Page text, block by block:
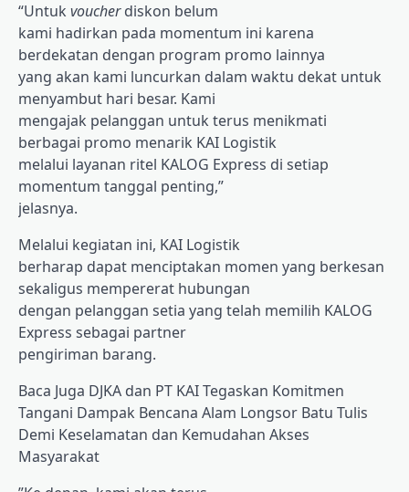
“Untuk voucherdiskon belum
kami hadirkan pada momentum ini karena
berdekatan dengan program promo lainnya
yang akan kami luncurkan dalam waktu dekat untuk
menyambut hari besar. Kami
mengajak pelanggan untuk terus menikmati
berbagai promo menarik KAI Logistik
melalui layanan ritel KALOG Express di setiap
momentum tanggal penting,”
jelasnya.
Melalui kegiatan ini, KAI Logistik
berharap dapat menciptakan momen yang berkesan
sekaligus mempererat hubungan
dengan pelanggan setia yang telah memilih KALOG
Express sebagai partner
pengiriman barang.
Baca Juga DJKA dan PT KAI Tegaskan Komitmen
Tangani Dampak Bencana Alam Longsor Batu Tulis
Demi Keselamatan dan Kemudahan Akses
Masyarakat